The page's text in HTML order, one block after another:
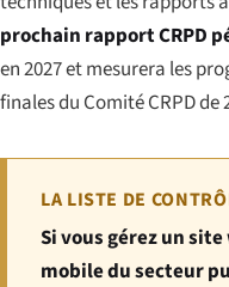
prochain rapport CRPD
en 2027 et mesurera les
finales du Comité CRPD de
LA LISTE DE
Si vous gérez un
mobile du secteur